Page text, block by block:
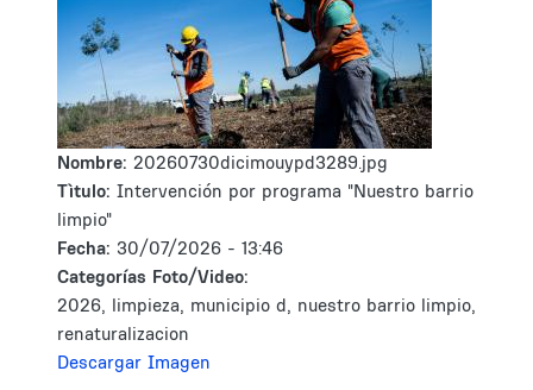
Nombre: 20260730dicimouypd3289.jpg
Tìtulo: Intervención por programa "Nuestro barrio
limpio"
Fecha: 30/07/2026 - 13:46
Categorías Foto/Video:
2026, limpieza, municipio d, nuestro barrio limpio,
renaturalizacion
Descargar Imagen